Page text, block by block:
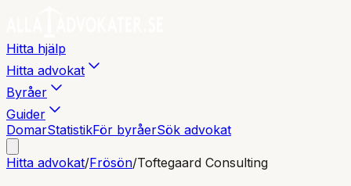
Hitta hjälp
Hitta advokat
Byråer
Guider
DomarStatistikFör byråerSök advokat
Hitta advokat/Frösön/Toftegaard Consulting